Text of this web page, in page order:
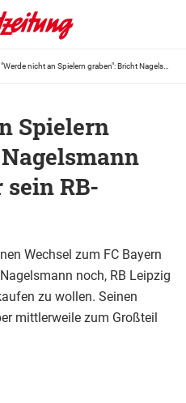
Spielern
RB-
Wechsel zum FC Bayern
noch, RB Leipzig
zu wollen. Seinen
mittlerweile zum Großteil